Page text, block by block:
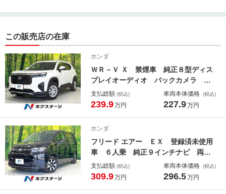
この販売店の在庫
ホンダ
ＷＲ－Ｖ Ｘ 禁煙車 純正８型ディス
プレイオーディオ バックカメラ 衝
突被害軽減システム レーダークルー
ズ 車線逸脱警報 コーナーセンサ
ＬＥＤヘッド
支払総額 (税込)
239.9万円
車両本体価格 (税込)
227.9万円
ホンダ
フリード エアー ＥＸ 登録済未使用
車 ６人乗 純正９インチナビ 両側
電動スライドドア バックカメラ 衝
突被害軽減システム ハーフレザーシ
支払総額 (税込)
309.9万円
車両本体価格 (税込)
296.5万円